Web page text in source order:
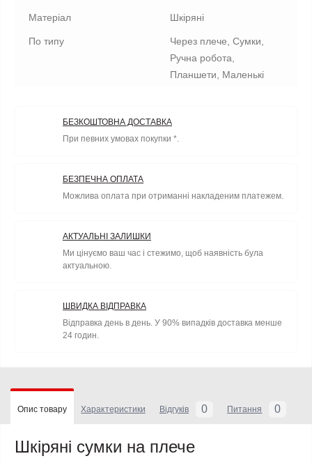
Матеріал Шкіряні
По типу
Через плече, Сумки,
Ручна робота,
Планшети, Маленькі
БЕЗКОШТОВНА ДОСТАВКА
При певних умовах покупки *.
БЕЗПЕЧНА ОПЛАТА
Можлива оплата при отриманні накладеним платежем.
АКТУАЛЬНІ ЗАЛИШКИ
Ми цінуємо ваш час і стежимо, щоб наявність була
актуальною.
ШВИДКА ВІДПРАВКА
Відправка день в день. У 90% випадків доставка менше
24 годин.
Опис товару Характеристики Відгуків 0 Питання 0
Шкіряні сумки на плече